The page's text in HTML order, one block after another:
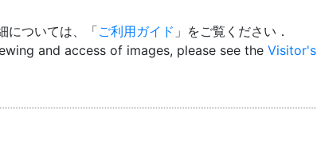
については、「ご利用ガイド 」をご覧ください．
and access of images, please see the Visitor's